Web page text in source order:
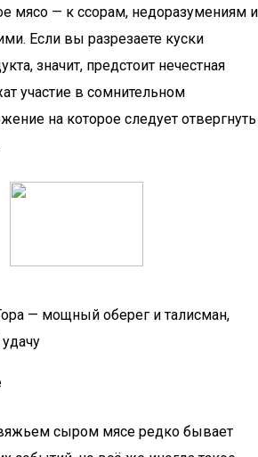
мясо — к ссорам, недоразумениям и
Если вы разрезаете куски
значит, предстоит нечестная
участие в сомнительном
на которое следует отвергнуть
— мощный оберег и талисман,
сыром мясе редко бывает